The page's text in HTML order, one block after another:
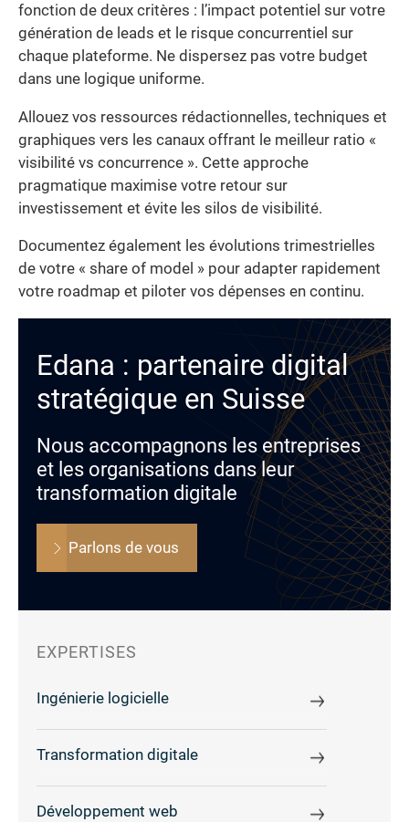
fonction de deux critères : l’impact potentiel sur votre
génération de leads et le risque concurrentiel sur
chaque plateforme. Ne dispersez pas votre budget
dans une logique uniforme.
Allouez vos ressources rédactionnelles, techniques et
graphiques vers les canaux offrant le meilleur ratio «
visibilité vs concurrence ». Cette approche
pragmatique maximise votre retour sur
investissement et évite les silos de visibilité.
Documentez également les évolutions trimestrielles
de votre « share of model » pour adapter rapidement
votre roadmap et piloter vos dépenses en continu.
Edana : partenaire digital
stratégique en Suisse
Nous accompagnons les entreprises
et les organisations dans leur
transformation digitale
Parlons de vous
EXPERTISES
Ingénierie logicielle
Transformation digitale
Développement web